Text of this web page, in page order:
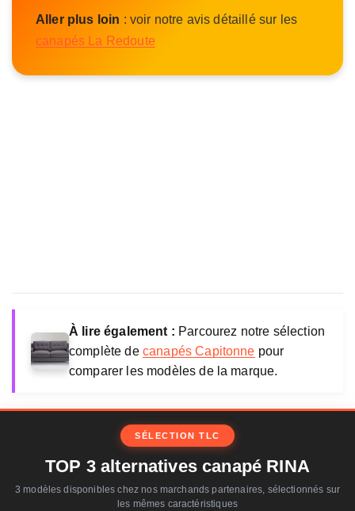
Aller plus loin : voir notre avis détaillé sur les
canapés La Redoute
À lire également : Parcourez notre sélection
complète de canapés Capitonne pour
comparer les modèles de la marque.
SÉLECTION TLC
TOP 3 alternatives canapé RINA
3 modèles disponibles chez nos marchands partenaires, sélectionnés sur
les mêmes caractéristiques